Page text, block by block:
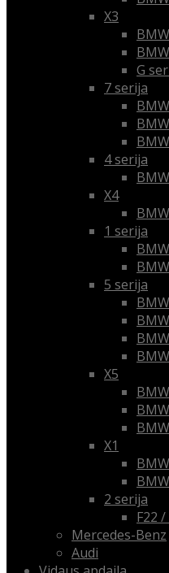
X3
G
7 serija
4 serija
X4
1 serija
5 serija
X5
X1
2 serija
F22 /
Mercedes-Benz
Audi